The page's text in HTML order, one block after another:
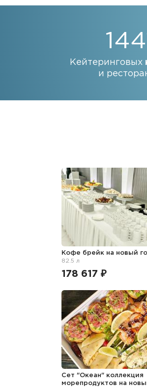
Кейтеринговых
и
Кофе брейк на новый
82.5 л
178 617 ₽
Сет "Океан" коллекция
морепродуктов
на